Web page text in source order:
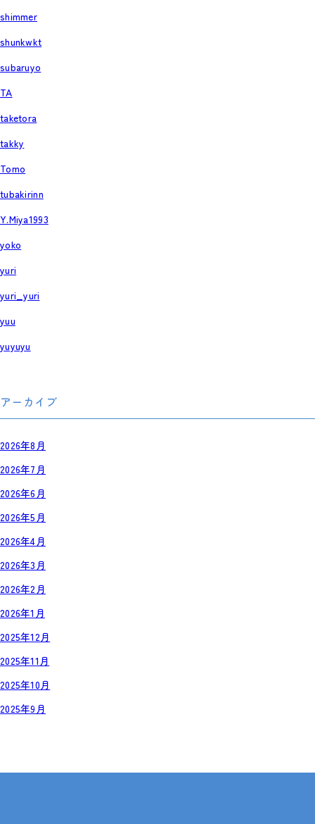
shimmer
shunkwkt
subaruyo
TA
taketora
takky
Tomo
tubakirinn
Y.Miya1993
yoko
yuri
yuri_yuri
yuu
yuyuyu
アーカイブ
2026年8月
2026年7月
2026年6月
2026年5月
2026年4月
2026年3月
2026年2月
2026年1月
2025年12月
2025年11月
2025年10月
2025年9月